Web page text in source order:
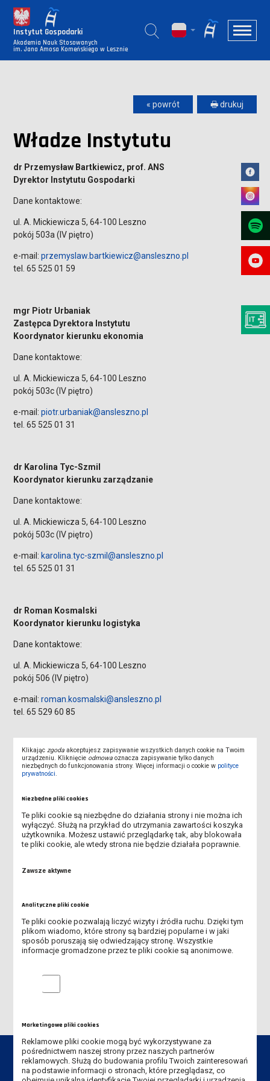
Instytut Gospodarki
Akademia Nauk Stosowanych
im. Jana Amosa Komeńskiego w Lesznie
O INSTYTUCIE
WŁADZE INSTYTUTU
SEKRETARIAT INSTYTUTU
« powrót 🖶 drukuj
Władze Instytutu
dr Przemysław Bartkiewicz, prof. ANS
Dyrektor Instytutu Gospodarki
Dane kontaktowe:
ul. A. Mickiewicza 5, 64-100 Leszno
pokój 503a (IV piętro)
e-mail:przemyslaw.bartkiewicz@ansleszno.pl
tel. 65 525 01 59
mgr Piotr Urbaniak
Zastępca Dyrektora Instytutu
Koordynator kierunku ekonomia
Dane kontaktowe:
ul. A. Mickiewicza 5, 64-100 Leszno
pokój 503c (IV piętro)
e-mail:piotr.urbaniak@ansleszno.pl
tel. 65 525 01 31
dr Karolina Tyc-Szmil
Koordynator kierunku zarządzanie
Dane kontaktowe:
ul. A. Mickiewicza 5, 64-100 Leszno
pokój 503c (IV piętro)
e-mail: karolina.tyc-szmil@ansleszno.pl
tel. 65 525 01 31
dr Roman Kosmalski
Koordynator kierunku logistyka
Dane kontaktowe:
ul. A. Mickiewicza 5, 64-100 Leszno
pokój 506 (IV piętro)
e-mail:roman.kosmalski@ansleszno.pl
tel. 65 529 60 85
dr inż. Michał Domagalski
Koordynator kierunku bezpieczeństwo narodowe
pokój 506 (IV piętro)
e-mail:michal.domagalski@ansleszno.pl
Klikajączgoda akceptujesz zapisywanie wszystkich danych cookie na Twoim
urządzeniu. Kliknięcie odmowa oznacza zapisywanie tylko danych
niezbędnych do funkcjonowania strony. Więcej informacji o cookie w polityce
prywatności.
Niezbędne pliki cookies
Te pliki cookie są niezbędne do działania strony i nie można ich
wyłączyć. Służą na przykład do utrzymania zawartości koszyka
użytkownika. Możesz ustawić przeglądarkę tak, aby blokowała
te pliki cookie, ale wtedy strona nie będzie działała poprawnie.
Zawsze aktywne
Analityczne pliki cookie
Te pliki cookie pozwalają liczyć wizyty i źródła ruchu. Dzięki tym
plikom wiadomo, które strony są bardziej popularne i w jaki
sposób poruszają się odwiedzający stronę. Wszystkie
informacje gromadzone przez te pliki cookie są anonimowe.
Analityczne pliki cookie
Marketingowe pliki cookies
Reklamowe pliki cookie mogą być wykorzystywane za
pośrednictwem naszej strony przez naszych partnerów
reklamowych. Służą do budowania profilu Twoich zainteresowań
na podstawie informacji o stronach, które przeglądasz, co